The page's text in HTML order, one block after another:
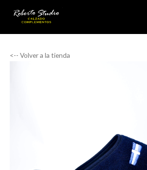
<-- Volver a la tienda